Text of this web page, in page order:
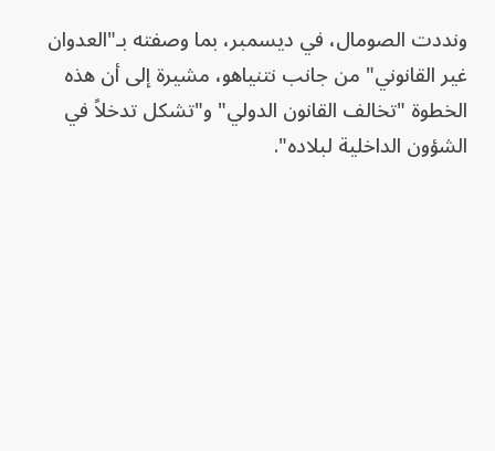
ونددت الصومال، في ديسمبر، بما وصفته بـ"العدوان
غير القانوني" من جانب نتنياهو، مشيرة إلى أن هذه
الخطوة "تخالف القانون الدولي" و"تشكل تدخلاً في
الشؤون الداخلية لبلاده".